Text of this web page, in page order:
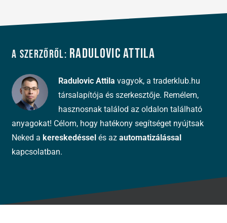
A szerzőről: Radulovic Attila
Radulovic Attila vagyok, a traderklub.hu
társalapítója és szerkesztője. Remélem,
hasznosnak találod az oldalon található
anyagokat! Célom, hogy hatékony segítséget nyújtsak
Neked akereskedéssel és azautomatizálással
kapcsolatban.